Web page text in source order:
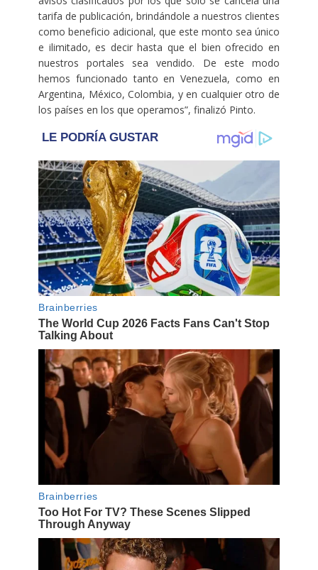
tarifa de publicación, brindándole a nuestros clientes
como beneficio adicional, que este monto sea único
e ilimitado, es decir hasta que el bien ofrecido en
nuestros portales sea vendido. De este modo
hemos funcionado tanto en Venezuela, como en
Argentina, México, Colombia, y en cualquier otro de
los países en los que operamos”, finalizó Pinto.